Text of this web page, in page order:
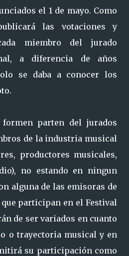
el 1 de mayo. Como
las votaciones y
miembro del jurado
a diferencia de años
se daba a conocer los
parten del jurados
de la industria musical
productores musicales,
no estando en ningun
alguna de las emisoras de
participan en el Festival
de ser variados en cuanto
o trayectoria musical y en
su participación como